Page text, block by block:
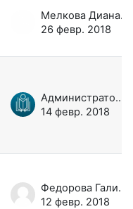
Мелкова Диана Андреевна
26 февр. 2018
Администратор портала
14 февр. 2018
Федорова Галина Аркадьевна
12 февр. 2018